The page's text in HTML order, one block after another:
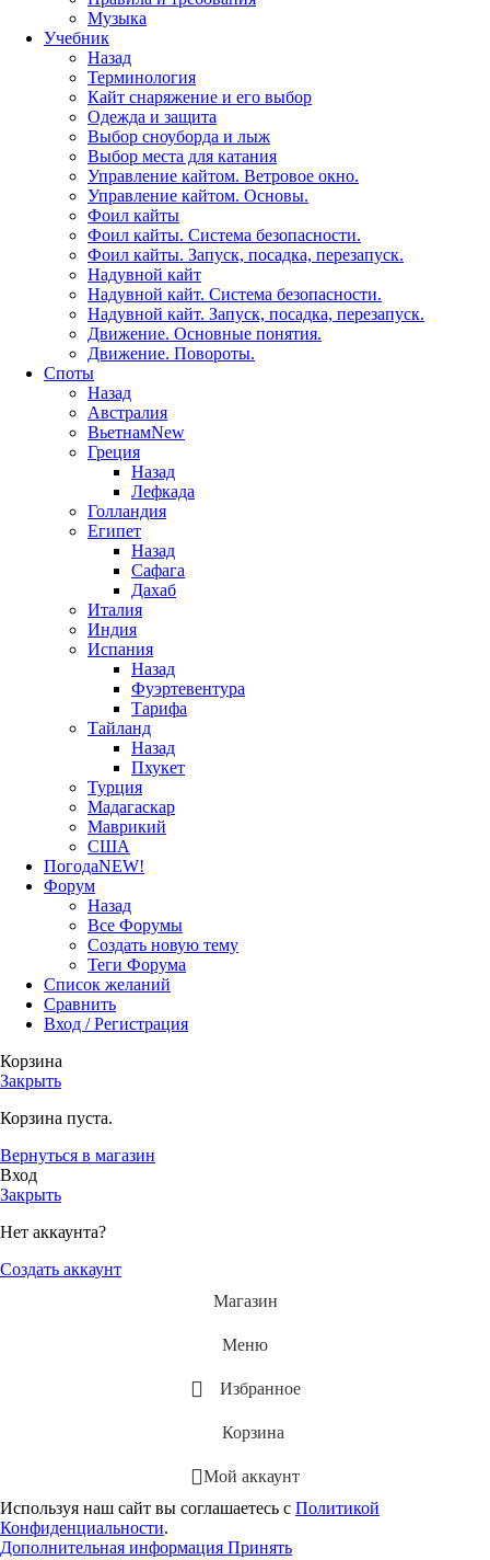
Музыка
Учебник
Назад
Терминология
Кайт снаряжение и его выбор
Одежда и защита
Выбор сноуборда и лыж
Выбор места для катания
Управление кайтом. Ветровое окно.
Управление кайтом. Основы.
Фоил кайты
Фоил кайты. Система безопасности.
Фоил кайты. Запуск, посадка, перезапуск.
Надувной кайт
Надувной кайт. Система безопасности.
Надувной кайт. Запуск, посадка, перезапуск.
Движение. Основные понятия.
Движение. Повороты.
Споты
Назад
Австралия
ВьетнамNew
Греция
Назад
Лефкада
Голландия
Египет
Назад
Сафага
Дахаб
Италия
Индия
Испания
Назад
Фуэртевентура
Тарифа
Тайланд
Назад
Пхукет
Турция
Мадагаскар
Маврикий
США
ПогодаNEW!
Форум
Назад
Все Форумы
Создать новую тему
Теги Форума
Список желаний
Сравнить
Вход / Регистрация
Корзина
Закрыть
Корзина пуста.
Вернуться в магазин
Вход
Закрыть
Нет аккаунта?
Создать аккаунт
Магазин
Меню
Избранное
Корзина
Мой аккаунт
Используя наш сайт вы соглашаетесь с Политикой
Конфиденциальности.
Дополнительная информация Принять